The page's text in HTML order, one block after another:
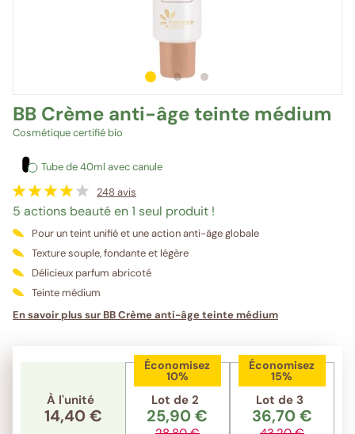
1sur 3 2sur 3 3
sur 3
BB Crème anti-âge teinte médium
Cosmétique certifié bio
Tube de 40ml avec canule
248 avis
5 actions beauté en 1 seul produit !
Pour un teint unifié et une action anti-âge globale
Texture souple, fondante et légère
Délicieux parfum abricoté
Teinte médium
En savoir plus sur BB Crème anti-âge teinte médium
À l'unité
14,40 €
Économisez
10%
Lot de 2
25,90 €
Économisez
15%
Lot de 3
36,70 €